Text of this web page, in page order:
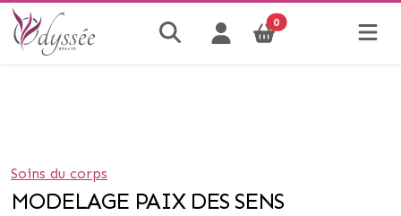
0
Soins du corps
MODELAGE PAIX DES SENS